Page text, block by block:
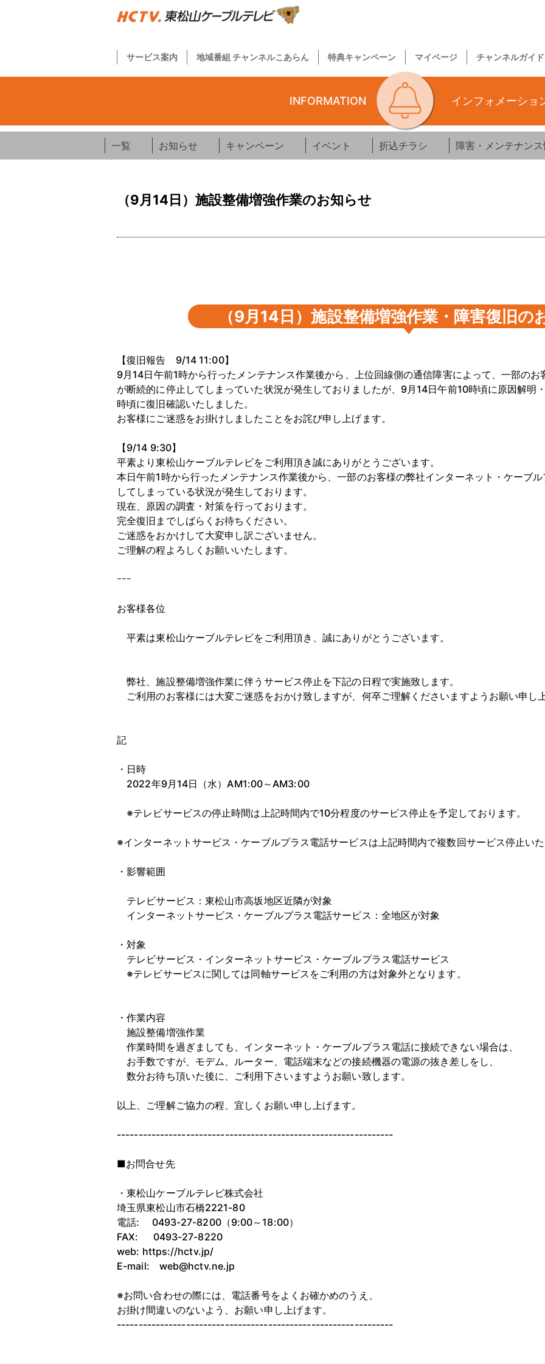
サービス案内 地域番組 チャンネルこあらん 特典キャンペーン マイページ チャンネルガイド
INFORMATION インフォメーショ
一覧 お知らせ キャンペーン イベント 折込チラシ 障害・メンテナンス
（9月14日）施設整備増強作業のお知らせ
（9月14日）施設整備増強作業・障害復旧の
【復旧報告 9/14 11:00】
9月14日午前1時から行ったメンテナンス作業後から、上位回線側の通信障害によって、一部の
が断続的に停止してしまっていた状況が発生しておりましたが、9月14日午前10時頃に原因解明
時頃に復旧確認いたしました。
お客様にご迷惑をお掛けしましたことをお詫び申し上げます。
【9/14 9:30】
平素より東松山ケーブルテレビをご利用頂き誠にありがとうございます。
本日午前1時から行ったメンテナンス作業後から、一部のお客様の弊社インターネット・ケーブ
してしまっている状況が発生しております。
現在、原因の調査・対策を行っております。
完全復旧までしばらくお待ちください。
ご迷惑をおかけして大変申し訳ございません。
ご理解の程よろしくお願いいたします。
ｰｰｰ
お客様各位
平素は東松山ケーブルテレビをご利用頂き、誠にありがとうございます。
弊社、施設整備増強作業に伴うサービス停止を下記の日程で実施致します。
ご利用のお客様には大変ご迷惑をおかけ致しますが、何卒ご理解くださいますようお願い申し上
記
・日時
2022年9月14日（水）AM1:00～AM3:00
※テレビサービスの停止時間は上記時間内で10分程度のサービス停止を予定しております。
※インターネットサービス・ケーブルプラス電話サービスは上記時間内で複数回サービス停止い
・影響範囲
テレビサービス：東松山市高坂地区近隣が対象
インターネットサービス・ケーブルプラス電話サービス：全地区が対象
・対象
テレビサービス・インターネットサービス・ケーブルプラス電話サービス
※テレビサービスに関しては同軸サービスをご利用の方は対象外となります。
・作業内容
施設整備増強作業
作業時間を過ぎましても、インターネット・ケーブルプラス電話に接続できない場合は、
お手数ですが、モデム、ルーター、電話端末などの接続機器の電源の抜き差しをし、
数分お待ち頂いた後に、ご利用下さいますようお願い致します。
以上、ご理解ご協力の程、宜しくお願い申し上げます。
----------------------------------------------------------------
■お問合せ先
・東松山ケーブルテレビ株式会社
埼玉県東松山市石橋2221-80
電話: 0493-27-8200（9:00～18:00）
FAX: 0493-27-8220
web: https://hctv.jp/
E-mail: web@hctv.ne.jp
※お問い合わせの際には、電話番号をよくお確かめのうえ、
お掛け間違いのないよう、お願い申し上げます。
----------------------------------------------------------------